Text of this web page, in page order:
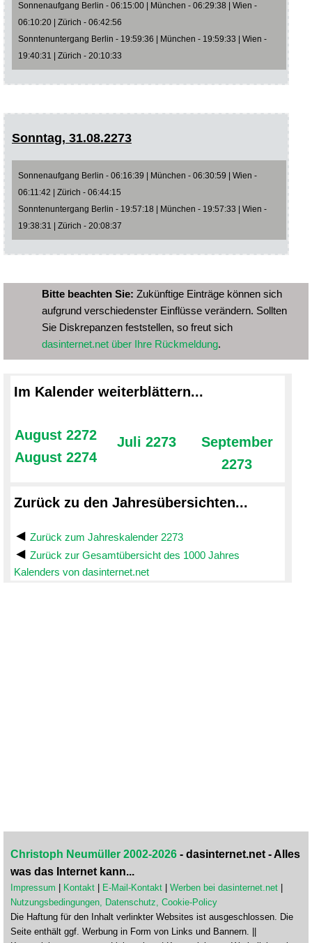
Sonnenaufgang Berlin - 06:15:00 | München - 06:29:38 | Wien -
06:10:20 | Zürich - 06:42:56
Sonntenuntergang Berlin - 19:59:36 | München - 19:59:33 | Wien -
19:40:31 | Zürich - 20:10:33
Sonntag, 31.08.2273
Sonnenaufgang Berlin - 06:16:39 | München - 06:30:59 | Wien -
06:11:42 | Zürich - 06:44:15
Sonntenuntergang Berlin - 19:57:18 | München - 19:57:33 | Wien -
19:38:31 | Zürich - 20:08:37
Bitte beachten Sie: Zukünftige Einträge können sich
aufgrund verschiedenster Einflüsse verändern. Sollten
Sie Diskrepanzen feststellen, so freut sich
dasinternet.net über Ihre Rückmeldung.
Im Kalender weiterblättern...
August 2272
August 2274
Juli 2273
September
2273
Zurück zu den Jahresübersichten...
Zurück zum Jahreskalender 2273
Zurück zur Gesamtübersicht des 1000 Jahres
Kalenders von dasinternet.net
Christoph Neumüller 2002-2026 - dasinternet.net - Alles
was das Internet kann...
Impressum Kontakt E-Mail-Kontakt Werben bei dasinternet.net
Nutzungsbedingungen, Datenschutz, Cookie-Policy
Die Haftung für den Inhalt verlinkter Websites ist ausgeschlossen. Die
Seite enthält ggf. Werbung in Form von Links und Bannern. ||